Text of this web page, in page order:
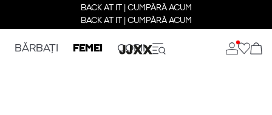
BACK AT IT | CUMPĂRĂ ACUM
BACK AT IT | CUMPĂRĂ ACUM
BĂRBAȚI FEMEI COPII